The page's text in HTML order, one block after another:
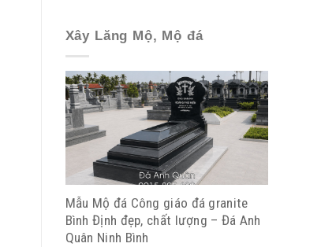
Xây Lăng Mộ, Mộ đá
Mẫu Mộ đá Công giáo đá granite
Bình Định đẹp, chất lượng – Đá Anh
Quân Ninh Bình